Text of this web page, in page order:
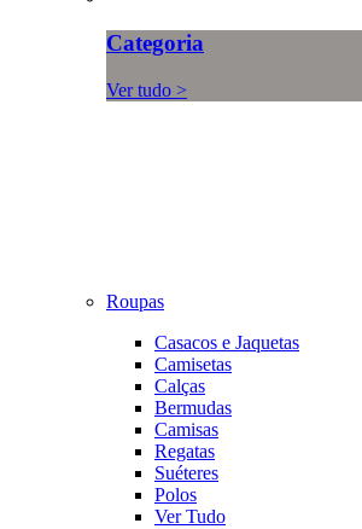
Categoria
Ver tudo >
Roupas
Casacos e Jaquetas
Camisetas
Calças
Bermudas
Camisas
Regatas
Suéteres
Polos
Ver Tudo